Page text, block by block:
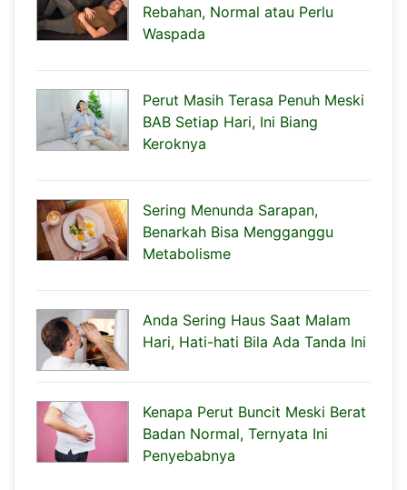
Rebahan, Normal atau Perlu
Waspada
Perut Masih Terasa Penuh Meski
BAB Setiap Hari, Ini Biang
Keroknya
Sering Menunda Sarapan,
Benarkah Bisa Mengganggu
Metabolisme
Anda Sering Haus Saat Malam
Hari, Hati-hati Bila Ada Tanda Ini
Kenapa Perut Buncit Meski Berat
Badan Normal, Ternyata Ini
Penyebabnya